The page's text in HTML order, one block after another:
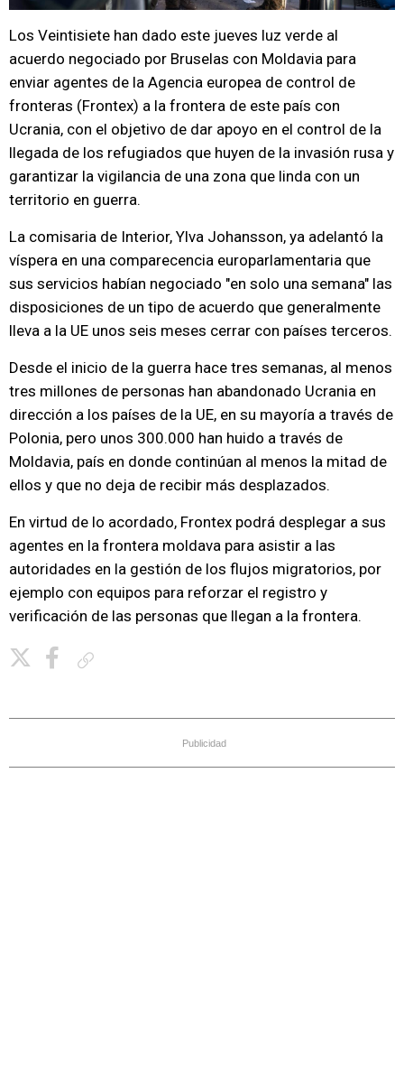
Los Veintisiete han dado este jueves luz verde al
acuerdo negociado por Bruselas con Moldavia para
enviar agentes de la Agencia europea de control de
fronteras (Frontex) a la frontera de este país con
Ucrania, con el objetivo de dar apoyo en el control de la
llegada de los refugiados que huyen de la invasión rusa y
garantizar la vigilancia de una zona que linda con un
territorio en guerra.
La comisaria de Interior, Ylva Johansson, ya adelantó la
víspera en una comparecencia europarlamentaria que
sus servicios habían negociado "en solo una semana" las
disposiciones de un tipo de acuerdo que generalmente
lleva a la UE unos seis meses cerrar con países terceros.
Desde el inicio de la guerra hace tres semanas, al menos
tres millones de personas han abandonado Ucrania en
dirección a los países de la UE, en su mayoría a través de
Polonia, pero unos 300.000 han huido a través de
Moldavia, país en donde continúan al menos la mitad de
ellos y que no deja de recibir más desplazados.
En virtud de lo acordado, Frontex podrá desplegar a sus
agentes en la frontera moldava para asistir a las
autoridades en la gestión de los flujos migratorios, por
ejemplo con equipos para reforzar el registro y
verificación de las personas que llegan a la frontera.
Publicidad